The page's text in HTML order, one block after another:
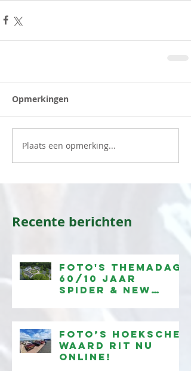
Opmerkingen
Plaats een opmerking...
Recente berichten
Foto's Themadag
60/10 jaar
Spider & New
beschikbaar
Foto’s Hoeksche
Waard Rit nu
online!